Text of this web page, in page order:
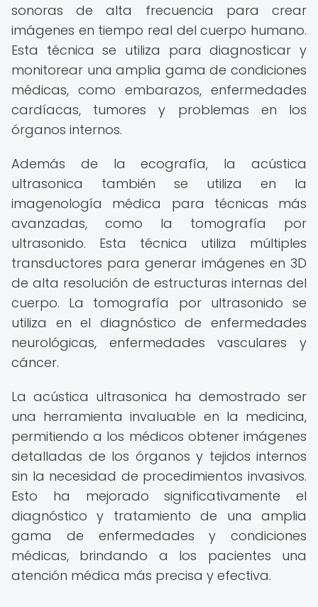
sonoras de alta frecuencia para crear
imágenes en tiempo real del cuerpo humano.
Esta técnica se utiliza para diagnosticar y
monitorear una amplia gama de condiciones
médicas, como embarazos, enfermedades
cardíacas, tumores y problemas en los
órganos internos.
Además de la ecografía, la acústica
ultrasonica también se utiliza en la
imagenología médica para técnicas más
avanzadas, como la tomografía por
ultrasonido. Esta técnica utiliza múltiples
transductores para generar imágenes en 3D
de alta resolución de estructuras internas del
cuerpo. La tomografía por ultrasonido se
utiliza en el diagnóstico de enfermedades
neurológicas, enfermedades vasculares y
cáncer.
La acústica ultrasonica ha demostrado ser
una herramienta invaluable en la medicina,
permitiendo a los médicos obtener imágenes
detalladas de los órganos y tejidos internos
sin la necesidad de procedimientos invasivos.
Esto ha mejorado significativamente el
diagnóstico y tratamiento de una amplia
gama de enfermedades y condiciones
médicas, brindando a los pacientes una
atención médica más precisa y efectiva.